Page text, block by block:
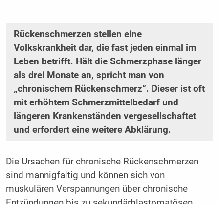
Rückenschmerzen stellen eine
Volkskrankheit dar, die fast jeden einmal im
Leben betrifft. Hält die Schmerzphase länger
als drei Monate an, spricht man von
„chronischem Rückenschmerz“. Dieser ist oft
mit erhöhtem Schmerzmittelbedarf und
längeren Krankenständen vergesellschaftet
und erfordert eine weitere Abklärung.
Die Ursachen für chronische Rücken­schmerzen
sind mannig­faltig und können sich von
muskulären Verspannungen über chronische